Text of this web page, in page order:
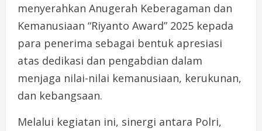
menyerahkan Anugerah Keberagaman dan
Kemanusiaan “Riyanto Award” 2025 kepada
para penerima sebagai bentuk apresiasi
atas dedikasi dan pengabdian dalam
menjaga nilai-nilai kemanusiaan, kerukunan,
dan kebangsaan.
Melalui kegiatan ini, sinergi antara Polri,